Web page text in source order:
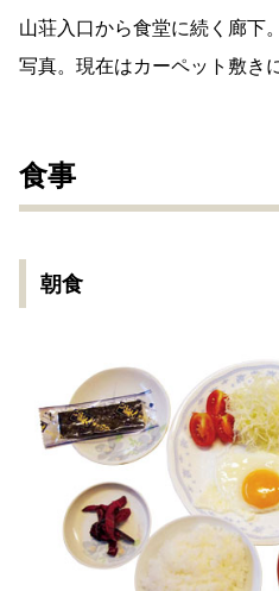
山荘入口から食堂に続く廊下
写真。現在はカーペット敷き
食事
朝食